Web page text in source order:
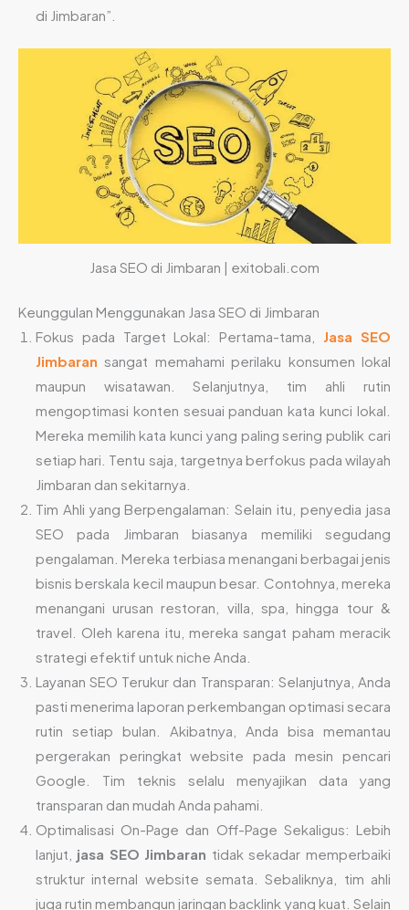
di Jimbaran”.
Jasa SEO di Jimbaran | exitobali.com
Keunggulan Menggunakan Jasa SEO di Jimbaran
Fokus pada Target Lokal: Pertama-tama, Jasa SEO
Jimbaran sangat memahami perilaku konsumen lokal
maupun wisatawan. Selanjutnya, tim ahli rutin
mengoptimasi konten sesuai panduan kata kunci lokal.
Mereka memilih kata kunci yang paling sering publik cari
setiap hari. Tentu saja, targetnya berfokus pada wilayah
Jimbaran dan sekitarnya.
Tim Ahli yang Berpengalaman: Selain itu, penyedia jasa
SEO pada Jimbaran biasanya memiliki segudang
pengalaman. Mereka terbiasa menangani berbagai jenis
bisnis berskala kecil maupun besar. Contohnya, mereka
menangani urusan restoran, villa, spa, hingga tour &
travel. Oleh karena itu, mereka sangat paham meracik
strategi efektif untuk niche Anda.
Layanan SEO Terukur dan Transparan: Selanjutnya, Anda
pasti menerima laporan perkembangan optimasi secara
rutin setiap bulan. Akibatnya, Anda bisa memantau
pergerakan peringkat website pada mesin pencari
Google. Tim teknis selalu menyajikan data yang
transparan dan mudah Anda pahami.
Optimalisasi On-Page dan Off-Page Sekaligus: Lebih
lanjut, jasa SEO Jimbaran tidak sekadar memperbaiki
struktur internal website semata. Sebaliknya, tim ahli
juga rutin membangun jaringan backlink yang kuat. Selain